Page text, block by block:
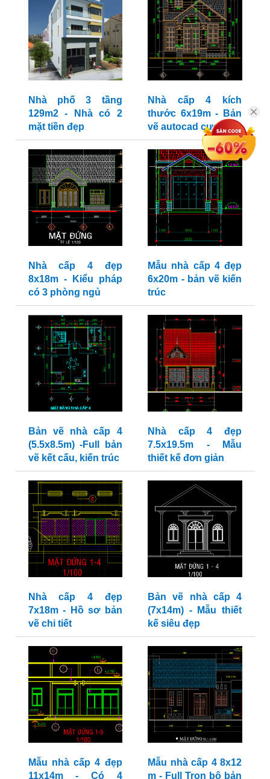
Nhà phố 3 tầng
129m2 - Nhà có 2
mặt tiền đẹp
Nhà cấp 4 kích
thước 6x19m - Bản
vẽ autocad cực đẹp
Nhà cấp 4 đẹp
8x18m - Kiểu pháp
có 3 phòng ngủ
Mẫu nhà cấp 4 đẹp
6x20m - bản vẽ kiến
trúc
Bản vẽ nhà cấp 4
(5.5x8.5m) -Full bản
vẽ kết cấu, kiến trúc
Nhà cấp 4 đẹp
7.5x19.5m - Mẫu
thiết kế đơn giản
Nhà cấp 4 đẹp
7x18m - Hồ sơ bản
vẽ chi tiết
Bản vẽ nhà cấp 4
(7x14m) - Mẫu thiết
kế siêu đẹp
Mẫu nhà cấp 4 đẹp
11x14m - Có 4
Mẫu nhà cấp 4 8x12
m - Full Trọn bộ bản